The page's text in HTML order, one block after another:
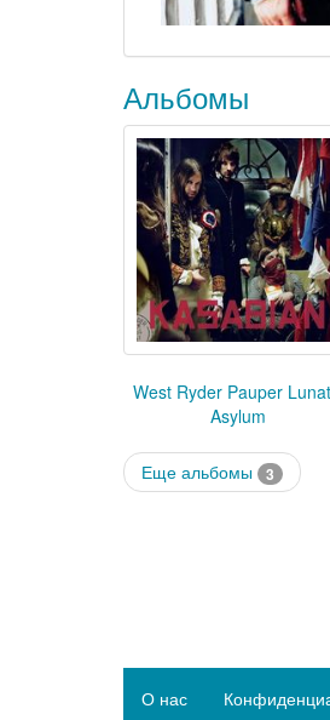
Альбомы
West Ryder Pauper
Asylum
Еще альбомы 3
О нас